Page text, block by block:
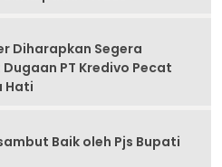
Diharapkan Segera
PT Kredivo Pecat
Hati
Baik oleh Pjs Bupati